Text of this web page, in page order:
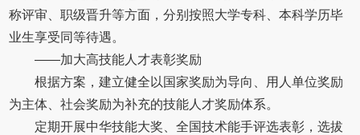
称评审、职级晋升等方面，分别按照大学专科、本科学历毕
业生享受同等待遇。
——加大高技能人才表彰奖励
根据方案，建立健全以国家奖励为导向、用人单位奖励
为主体、社会奖励为补充的技能人才奖励体系。
定期开展中华技能大奖、全国技术能手评选表彰，选拔